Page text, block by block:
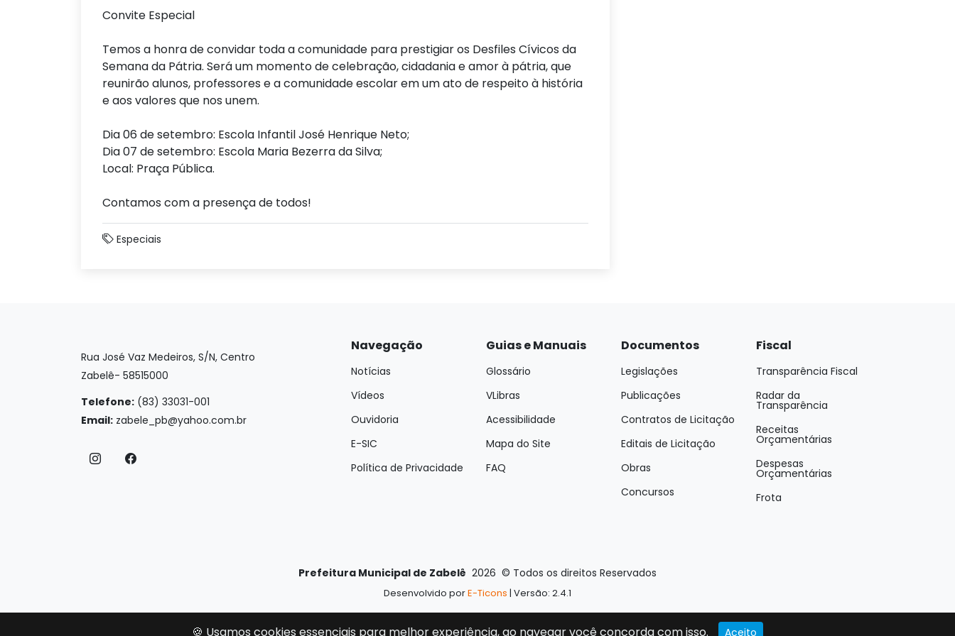
Convite Especial
Temos a honra de convidar toda a comunidade para prestigiar os Desfiles Cívicos da
Semana da Pátria. Será um momento de celebração, cidadania e amor à pátria, que
reunirão alunos, professores e a comunidade escolar em um ato de respeito à história
e aos valores que nos unem.
Dia 06 de setembro: Escola Infantil José Henrique Neto;
Dia 07 de setembro: Escola Maria Bezerra da Silva;
Local: Praça Pública.
Contamos com a presença de todos!
Especiais
Rua José Vaz Medeiros, S/N, Centro
Zabelê- 58515000
Telefone: (83) 33031-001
Email: zabele_pb@yahoo.com.br
Navegação
Notícias
Vídeos
Ouvidoria
E-SIC
Política de Privacidade
Guias e Manuais
Glossário
VLibras
Acessibilidade
Mapa do Site
FAQ
Documentos
Legislações
Publicações
Contratos de Licitação
Editais de Licitação
Obras
Concursos
Fiscal
Transparência Fiscal
Radar da
Transparência
Receitas
Orçamentárias
Despesas
Orçamentárias
Frota
Prefeitura Municipal de Zabelê 2026 © Todos os direitos Reservados
Desenvolvido porE-Ticons | Versão: 2.4.1
🍪 Usamos cookies essenciais para melhor experiência, ao navegar você concorda com isso. Aceito